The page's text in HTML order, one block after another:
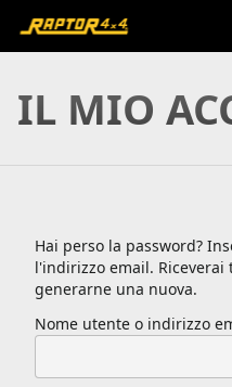
IL MIO
Hai perso la password?
l'indirizzo email.
generarne una nuova.
Nome utente o indirizzo